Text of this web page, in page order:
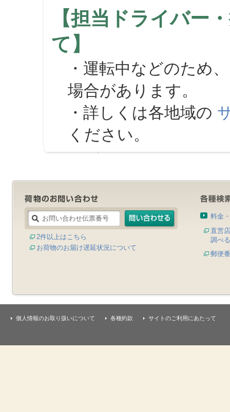
【担当ドライバー
て】
・運転中などのため
場合があります。
・詳しくは各地域の
ください。
2件以上はこちら
お荷物のお届け遅延状況について
料金
直営
調べる
郵便
個人情報のお取り扱いについて 各種約款 サイトのご利用にあたって